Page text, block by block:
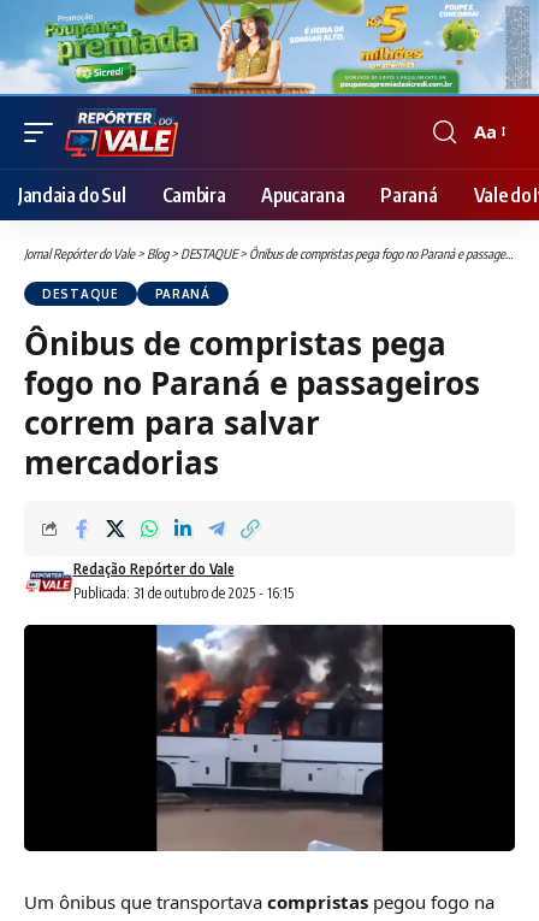
Font
Resizer
Aa
Jandaia do Sul Cambira Apucarana Paraná Vale do
Jornal Repórter do Vale> Blog> DESTAQUE> Ônibus de compristas pega fogo no Paraná e passageiros correm para salvar mercadorias
DESTAQUE PARANÁ
Ônibus de compristas pega
fogo no Paraná e passageiros
correm para salvar
mercadorias
Publicada: 31 de outubro de 2025 - 16:15
Redação Repórter do Vale
Um ônibus que transportava compristas pegou fogo na